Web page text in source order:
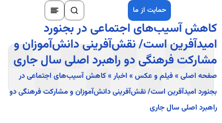
حمایت از ما
کاهش آسیب‌های اجتماعی در بجنورد
امیدآفرین است/ نقش‌آفرینی دانش‌آموزان و
مشارکت فرهنگی دو راهبرد اصلی سال جاری
صفحه اصلی»فیلم و عکس» اخبار»کاهش آسیب‌های اجتماعی در
بجنورد امیدآفرین است/ نقش‌آفرینی دانش‌آموزان و مشارکت فرهنگی دو
راهبرد اصلی سال جاری